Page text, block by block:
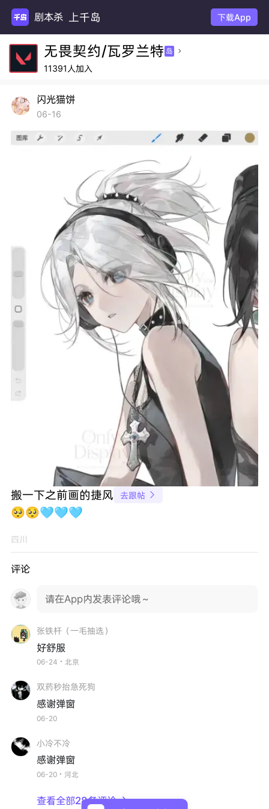
剧本 上千岛 下载App
无畏契约/瓦罗兰特 岛 
11391人加入
闪光猫饼
06-16
搬一下之前画的捷风 去跟帖 
🥺🥺🩵🩵🩵
四川
评论
请在App内发表评论哦～
张铁杆（一毛抽选）
好舒服
06-24・北京
双药秒抬急死狗
感谢弹窗
06-20
小冷不冷
感谢弹窗
06-20・河北
查看全部28条评论 